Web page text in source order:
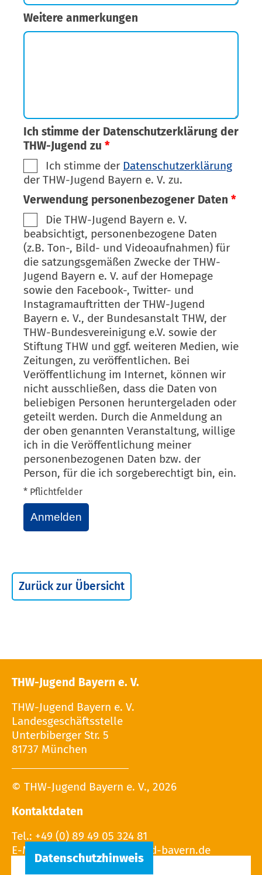
Weitere anmerkungen
Ich stimme der Datenschutzerklärung der
THW-Jugend zu *
Ich stimme der Datenschutzerklärung
der THW-Jugend Bayern e. V. zu.
Verwendung personenbezogener Daten *
Die THW-Jugend Bayern e. V.
beabsichtigt, personenbezogene Daten
(z.B. Ton-, Bild- und Videoaufnahmen) für
die satzungsgemäßen Zwecke der THW-
Jugend Bayern e. V. auf der Homepage
sowie den Facebook-, Twitter- und
Instagramauftritten der THW-Jugend
Bayern e. V., der Bundesanstalt THW, der
THW-Bundesvereinigung e.V. sowie der
Stiftung THW und ggf. weiteren Medien, wie
Zeitungen, zu veröffentlichen. Bei
Veröffentlichung im Internet, können wir
nicht ausschließen, dass die Daten von
beliebigen Personen heruntergeladen oder
geteilt werden. Durch die Anmeldung an
der oben genannten Veranstaltung, willige
ich in die Veröffentlichung meiner
personenbezogenen Daten bzw. der
Person, für die ich sorgeberechtigt bin, ein.
* Pflichtfelder
Anmelden
Zurück zur Übersicht
THW-Jugend Bayern e. V.
THW-Jugend Bayern e. V.
Landesgeschäftsstelle
Unterbiberger Str. 5
81737 München
© THW-Jugend Bayern e. V., 2026
Kontaktdaten
Tel.: +49 (0) 89 49 05 324 81
E-Mail: